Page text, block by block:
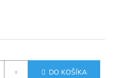
DO KOŠÍKA